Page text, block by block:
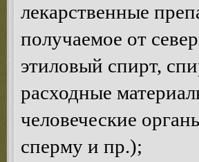
лекарственные
получаемое от
этиловый спирт,
расходные
человеческие
сперму и пр.);